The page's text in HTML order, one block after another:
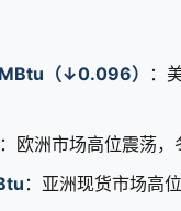
（↓0.096）
：
：欧洲市场高位震荡
：亚洲现货市场高